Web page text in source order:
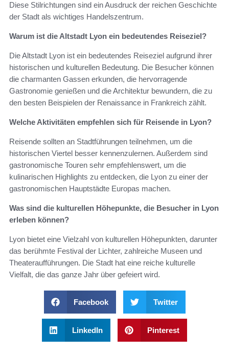
Diese Stilrichtungen sind ein Ausdruck der reichen Geschichte
der Stadt als wichtiges Handelszentrum.
Warum ist die Altstadt Lyon ein bedeutendes Reiseziel?
Die Altstadt Lyon ist ein bedeutendes Reiseziel aufgrund ihrer
historischen und kulturellen Bedeutung. Die Besucher können
die charmanten Gassen erkunden, die hervorragende
Gastronomie genießen und die Architektur bewundern, die zu
den besten Beispielen der Renaissance in Frankreich zählt.
Welche Aktivitäten empfehlen sich für Reisende in Lyon?
Reisende sollten an Stadtführungen teilnehmen, um die
historischen Viertel besser kennenzulernen. Außerdem sind
gastronomische Touren sehr empfehlenswert, um die
kulinarischen Highlights zu entdecken, die Lyon zu einer der
gastronomischen Hauptstädte Europas machen.
Was sind die kulturellen Höhepunkte, die Besucher in Lyon
erleben können?
Lyon bietet eine Vielzahl von kulturellen Höhepunkten, darunter
das berühmte Festival der Lichter, zahlreiche Museen und
Theateraufführungen. Die Stadt hat eine reiche kulturelle
Vielfalt, die das ganze Jahr über gefeiert wird.
Facebook Twitter
LinkedIn Pinterest